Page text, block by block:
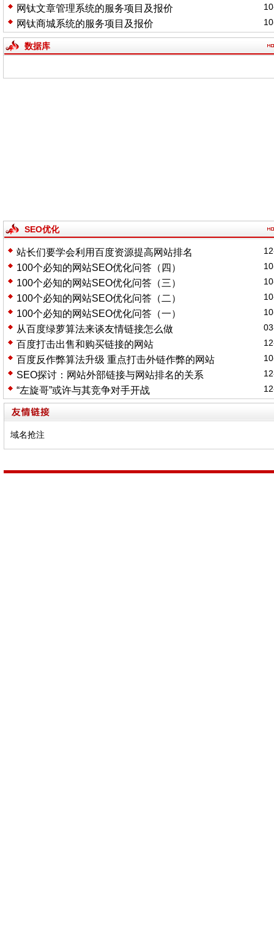
网钛文章管理系统的服务项目及报价
网钛商城系统的服务项目及报价
数据库
SEO优化
站长们要学会利用百度资源提高网站排名
100个必知的网站SEO优化问答（四）
100个必知的网站SEO优化问答（三）
100个必知的网站SEO优化问答（二）
100个必知的网站SEO优化问答（一）
从百度绿萝算法来谈友情链接怎么做
百度打击出售和购买链接的网站
百度反作弊算法升级 重点打击外链作弊的网站
SEO探讨：网站外部链接与网站排名的关系
“左旋哥”或许与其竞争对手开战
域名抢注